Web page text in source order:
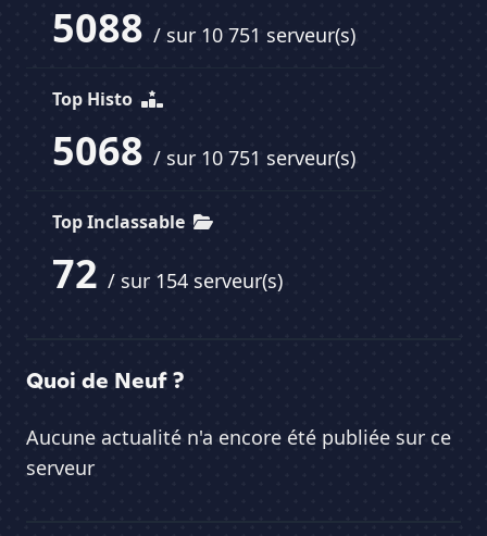
5088 / sur 10 751 serveur(s)
Top Histo
5068 / sur 10 751 serveur(s)
Top Inclassable
72 / sur 154 serveur(s)
Quoi de Neuf ?
Aucune actualité n'a encore été publiée sur ce
serveur